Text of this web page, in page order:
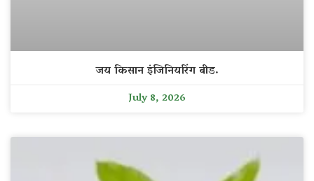
जय किसान इंजिनियरिंग बीड.
July 8, 2026